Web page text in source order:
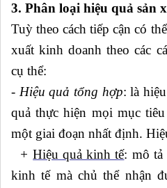
3. Phân loại hiệu quả sản
Tuỳ theo cách tiếp cận có
xuất kinh doanh theo các
cụ thể:
- Hiệu quả tổng hợp: là
quả thực hiện mọi mục
một giai đoạn nhất định.
+Hiệu quả kinh tế: mô tả
kinh tế mà chủ thể nhận